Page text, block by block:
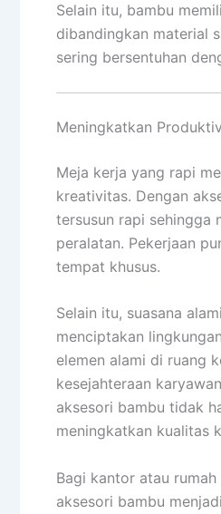
Selain itu, bambu
dibandingkan material
sering bersentuhan
Meningkatkan
Meja kerja yang rapi
kreativitas. Dengan
tersusun rapi sehingga
peralatan. Pekerjaan
tempat khusus.
Selain itu, suasana
menciptakan
elemen alami di ruang
kesejahteraan
aksesori bambu tidak
meningkatkan kualitas
Bagi kantor atau
aksesori bambu